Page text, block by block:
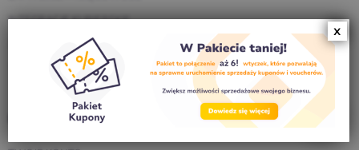
INTEGRACJE KURIERSKIE
ZARZĄDZANIE PRODUKTAMI
WP DESK CARE
Dla klientów